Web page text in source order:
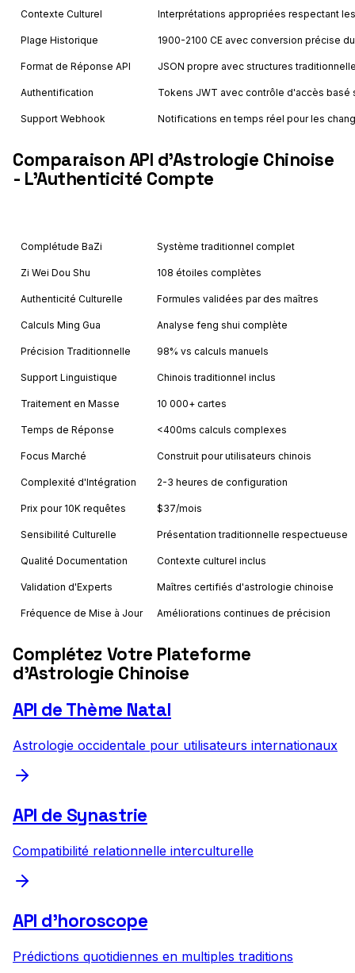
Contexte Culturel Interprétations appropriées respectant
Plage Historique 1900-2100 CE avec conversion précise
Format de Réponse API JSON propre avec structures
Authentification Tokens JWT avec contrôle d'accès basé
Support Webhook Notifications en temps réel pour les
Comparaison API d'Astrologie Chinoise
- L'Authenticité Compte
Complétude BaZi Système traditionnel complet
Zi Wei Dou Shu 108 étoiles complètes
Authenticité Culturelle Formules validées par des maîtres
Calculs Ming Gua Analyse feng shui complète
Précision Traditionnelle 98% vs calculs manuels
Support Linguistique Chinois traditionnel inclus
Traitement en Masse 10 000+ cartes
Temps de Réponse <400ms calculs complexes
Focus Marché Construit pour utilisateurs chinois
Complexité d'Intégration 2-3 heures de configuration
Prix pour 10K requêtes $37/mois
Sensibilité Culturelle Présentation traditionnelle respectueuse
Qualité Documentation Contexte culturel inclus
Validation d'Experts Maîtres certifiés d'astrologie chinoise
Fréquence de Mise à Jour Améliorations continues de précision
Complétez Votre Plateforme
d'Astrologie Chinoise
API de Thème Natal
Astrologie occidentale pour utilisateurs internationaux
API de Synastrie
Compatibilité relationnelle interculturelle
API d'horoscope
Prédictions quotidiennes en multiples traditions